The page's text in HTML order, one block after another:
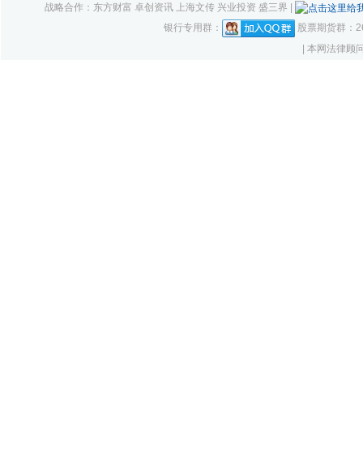
战略合作：东方财富 卓创资讯 上海文传 兴业投资 盛三界 |
银行专用群：
股票期货群：
| 本网法律顾